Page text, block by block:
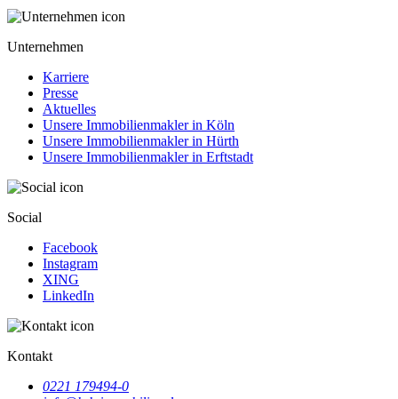
Unternehmen
Karriere
Presse
Aktuelles
Unsere Immobilienmakler in Köln
Unsere Immobilienmakler in Hürth
Unsere Immobilienmakler in Erftstadt
Social
Facebook
Instagram
XING
LinkedIn
Kontakt
0221 179494-0